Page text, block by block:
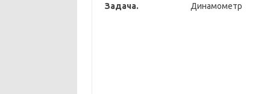
Задача.